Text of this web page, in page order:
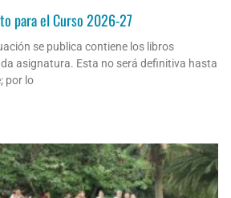
para el Curso 2026-27
se publica contiene los libros
asignatura. Esta no será definitiva hasta
por lo